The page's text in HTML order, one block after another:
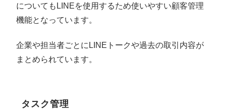
についてもLINEを使用するため使いやすい顧客管理
機能となっています。
企業や担当者ごとにLINEトークや過去の取引内容が
まとめられています。
タスク管理